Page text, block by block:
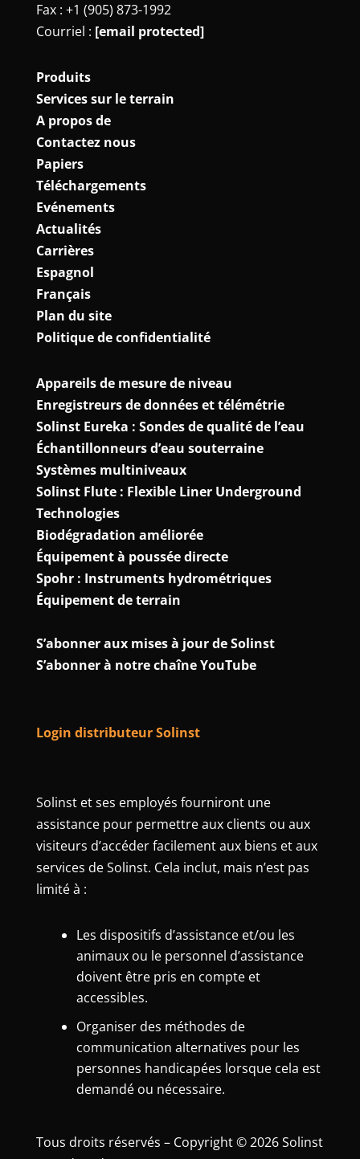
Fax : +1 (905) 873-1992
Courriel : [email protected]
Produits
Services sur le terrain
A propos de
Contactez nous
Papiers
Téléchargements
Evénements
Actualités
Carrières
Espagnol
Français
Plan du site
Politique de confidentialité
Appareils de mesure de niveau
Enregistreurs de données et télémétrie
Solinst Eureka : Sondes de qualité de l’eau
Échantillonneurs d’eau souterraine
Systèmes multiniveaux
Solinst Flute : Flexible Liner Underground
Technologies
Biodégradation améliorée
Équipement à poussée directe
Spohr : Instruments hydrométriques
Équipement de terrain
S’abonner aux mises à jour de Solinst
S’abonner à notre chaîne YouTube
Login distributeur Solinst
Solinst et ses employés fourniront une
assistance pour permettre aux clients ou aux
visiteurs d’accéder facilement aux biens et aux
services de Solinst. Cela inclut, mais n’est pas
limité à :
Les dispositifs d’assistance et/ou les
animaux ou le personnel d’assistance
doivent être pris en compte et
accessibles.
Organiser des méthodes de
communication alternatives pour les
personnes handicapées lorsque cela est
demandé ou nécessaire.
Tous droits réservés – Copyright © 2026 Solinst